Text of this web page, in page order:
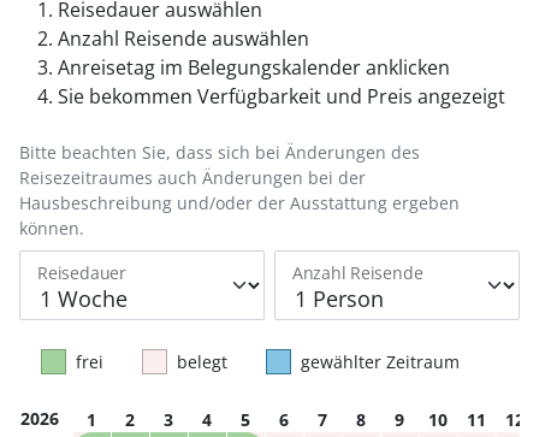
Reisedauer auswählen
Anzahl Reisende auswählen
Anreisetag im Belegungskalender anklicken
Sie bekommen Verfügbarkeit und Preis angezeigt
Reisedauer Anzahl Reisende
Bitte beachten Sie, dass sich bei Änderungen des
Reisezeitraumes auch Änderungen bei der
Hausbeschreibung und/oder der Ausstattung ergeben
können.
frei belegt gewählter Zeitraum
2026 1 2 3 4 5 6 7 8 9 10 11
12